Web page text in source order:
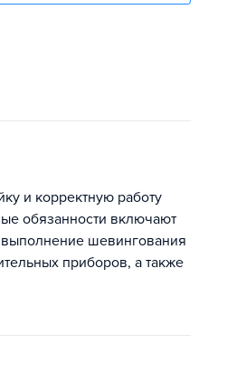
и корректную работу
обязанности включают
выполнение шевингования
приборов, а также